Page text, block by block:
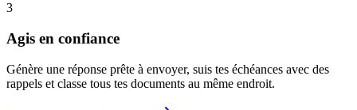
3
Agis en confiance
Génère une réponse prête à envoyer, suis tes échéances avec des
rappels et classe tous tes documents au même endroit.